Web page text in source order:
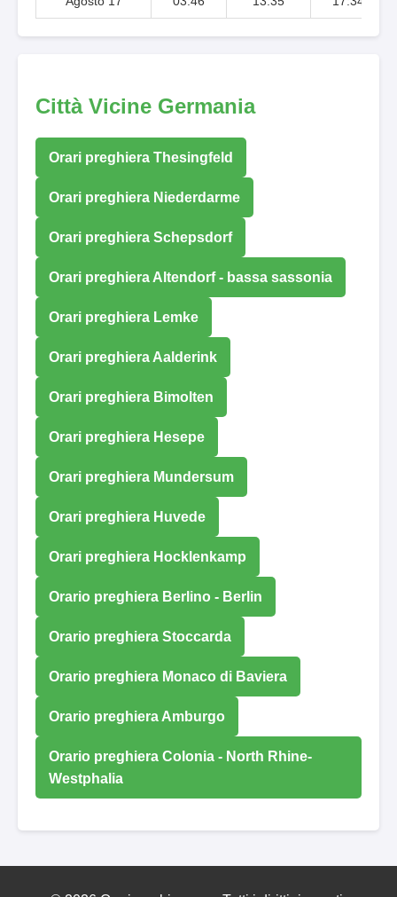
Città Vicine Germania
Orari preghiera Thesingfeld
Orari preghiera Niederdarme
Orari preghiera Schepsdorf
Orari preghiera Altendorf - bassa sassonia
Orari preghiera Lemke
Orari preghiera Aalderink
Orari preghiera Bimolten
Orari preghiera Hesepe
Orari preghiera Mundersum
Orari preghiera Huvede
Orari preghiera Hocklenkamp
Orario preghiera Berlino - Berlin
Orario preghiera Stoccarda
Orario preghiera Monaco di Baviera
Orario preghiera Amburgo
Orario preghiera Colonia - North Rhine-
Westphalia